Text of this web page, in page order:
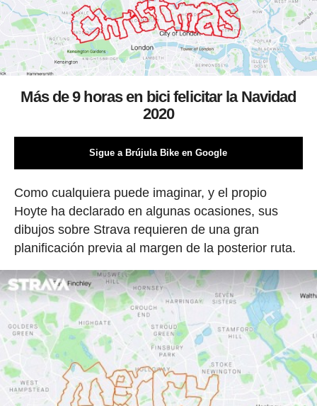
Más de 9 horas en bici felicitar la Navidad
2020
Sigue a Brújula Bike en Google
Como cualquiera puede imaginar, y el propio
Hoyte ha declarado en algunas ocasiones, sus
dibujos sobre Strava requieren de una gran
planificación previa al margen de la posterior ruta.